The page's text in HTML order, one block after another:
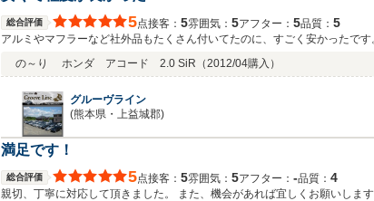
総合評価 5点接客： 5雰囲気： 5アフター： 5品質： 5
アルミやマフラーなど社外品もたくさん付いてたのに、すごく安かったで
した、ありがとうございました。
の～り ホンダ アコード 2.0 SiR （2012/04購入）
グルーヴライン
(熊本県・上益城郡)
満足です！
総合評価 5点接客： 5雰囲気： 5アフター： ‐品質： 4
親切、丁寧に対応して頂きました。 また、機会があれば宜しくお願いします